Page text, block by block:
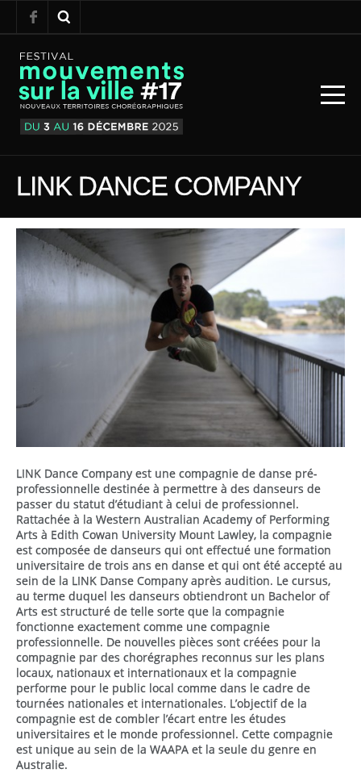
LINK DANCE COMPANY
LINK Dance Company est une compagnie de danse pré-
professionnelle destinée à permettre à des danseurs de
passer du statut d’étudiant à celui de professionnel.
Rattachée à la Western Australian Academy of Performing
Arts à Edith Cowan University Mount Lawley, la compagnie
est composée de danseurs qui ont effectué une formation
universitaire de trois ans en danse et qui ont été accepté au
sein de la LINK Danse Company après audition. Le cursus,
au terme duquel les danseurs obtiendront un Bachelor of
Arts est structuré de telle sorte que la compagnie
fonctionne exactement comme une compagnie
professionnelle. De nouvelles pièces sont créées pour la
compagnie par des chorégraphes reconnus sur les plans
locaux, nationaux et internationaux et la compagnie
performe pour le public local comme dans le cadre de
tournées nationales et internationales. L’objectif de la
compagnie est de combler l’écart entre les études
universitaires et le monde professionnel. Cette compagnie
est unique au sein de la WAAPA et la seule du genre en
Australie.